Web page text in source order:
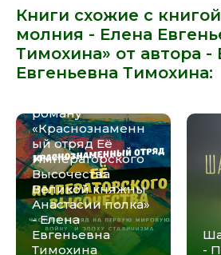
Книги схожие с
молния - Елена
Тимохина» от автора -
Евгеньевна Тимохина:
Краткое
роману
«Краснознаменн
ый отряд Её
Императорского
Высочества
Великой княжны
Анастасии полка»
- Елена
Евгеньевна
Тимохина
-